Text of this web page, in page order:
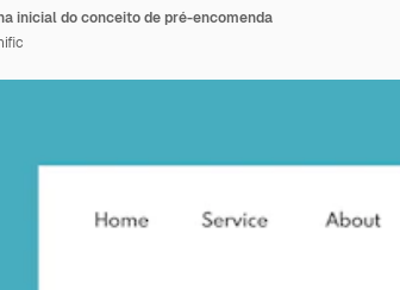
inicial do conceito de pré-encomenda